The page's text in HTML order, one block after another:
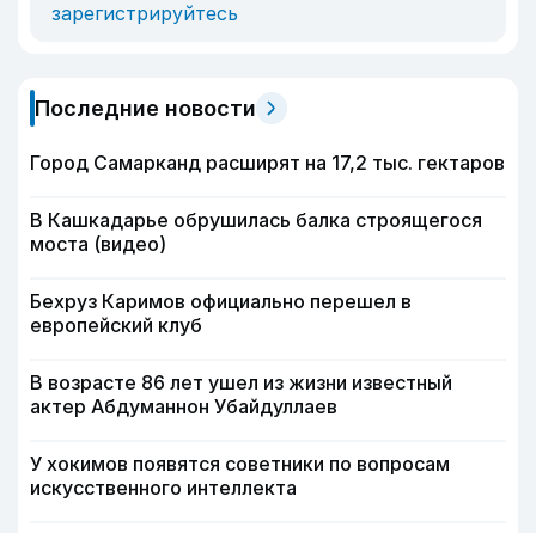
зарегистрируйтесь
Последние новости
Город Самарканд расширят на 17,2 тыс. гектаров
В Кашкадарье обрушилась балка строящегося
моста (видео)
Бехруз Каримов официально перешел в
европейский клуб
В возрасте 86 лет ушел из жизни известный
актер Абдуманнон Убайдуллаев
У хокимов появятся советники по вопросам
искусственного интеллекта